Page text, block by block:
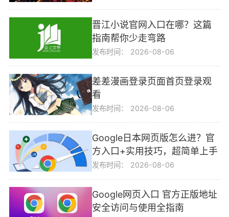
晋江小说官网入口在哪？这篇
指南帮你少走弯路
发布时间： 2026-08-06
差差漫画登录页面首页登录观
看
发布时间： 2026-08-06
Google日本网页版怎么进？官
方入口+实用技巧，超简单上手
发布时间： 2026-08-06
Google网页入口 官方正版地址
安全访问与使用全指南